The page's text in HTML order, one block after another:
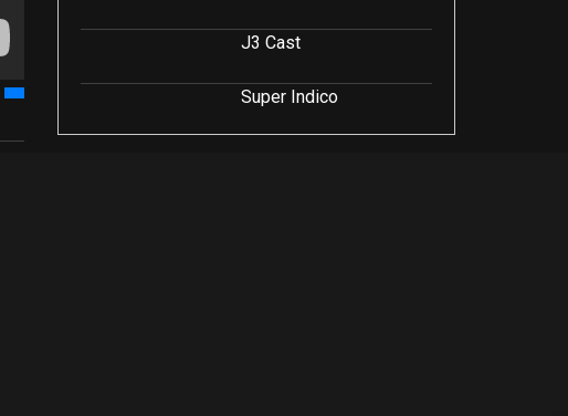
J3 Cast
Super Indico